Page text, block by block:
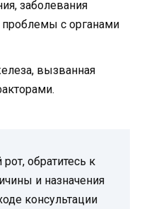
заболевания
с органами
вызванная
обратитесь к
и назначения
консультации